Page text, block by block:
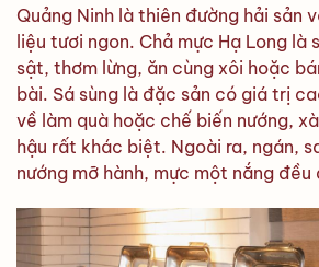
Quảng Ninh là thiên đường hải sản
liệu tươi ngon. Chả mực Hạ Long là
sật, thơm lừng, ăn cùng xôi hoặc
bài. Sá sùng là đặc sản có giá trị
về làm quà hoặc chế biến nướng,
hậu rất khác biệt. Ngoài ra, ngán,
nướng mỡ hành, mực một nắng đều